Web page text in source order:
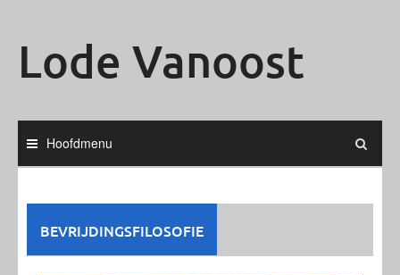
Lode Vanoost
Hoofdmenu
BEVRIJDINGSFILOSOFIE